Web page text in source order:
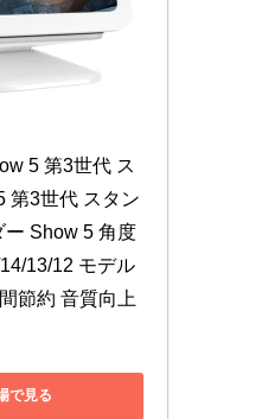
5 第3世代 ス
第3世代 スタン
ー Show 5 角度
13/12 モデル
節約 音質向上
で見る